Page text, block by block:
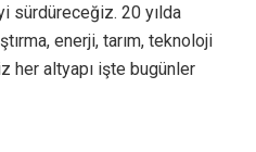
sürdüreceğiz. 20 yılda
enerji, tarım, teknoloji
her altyapı işte bugünler